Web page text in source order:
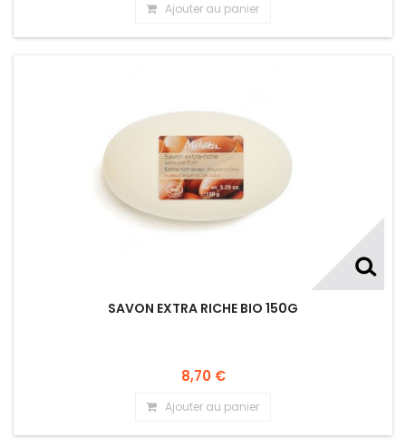
Ajouter au panier
SAVON EXTRA RICHE BIO 150G
8,70 €
Ajouter au panier